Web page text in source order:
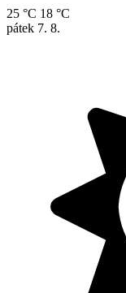
25 °C 18 °C
pátek 7. 8.